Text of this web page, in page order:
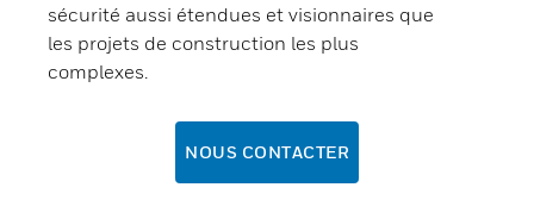
sécurité aussi étendues et visionnaires que
les projets de construction les plus
complexes.
NOUS CONTACTER